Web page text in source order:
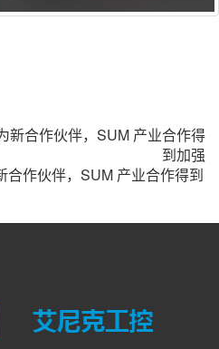
新合作伙伴，SUM 产业合作得
到加强
合作伙伴，SUM 产业合作得到